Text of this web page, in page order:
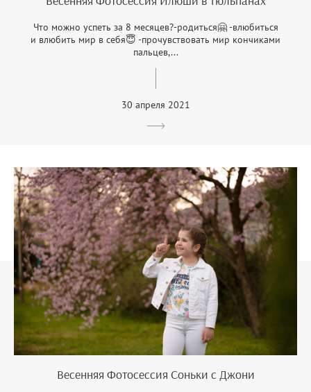
Что можно успеть за 8 месяцев?-родиться🤗 -влюбиться
и влюбить мир в себя😇 -прочувствовать мир кончиками
пальцев,...
30 апреля 2021
Весенняя Фотосессия Соньки с Джони